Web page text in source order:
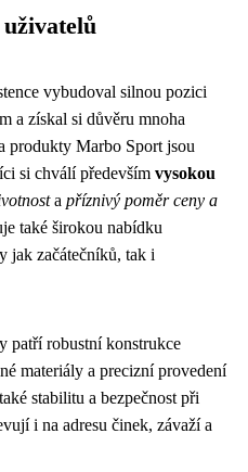
uživatelů
vybudoval silnou pozici
a získal si důvěru mnoha
produkty Marbo Sport jsou
si chválí především vysokou
a příznivý poměr ceny a
také širokou nabídku
jak začátečníků, tak i
patří robustní konstrukce
materiály a precizní provedení
stabilitu a bezpečnost při
i na adresu činek, závaží a